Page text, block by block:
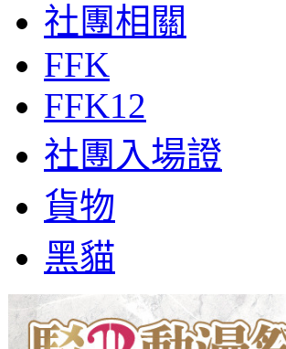
社團相關
FFK
FFK12
社團入場證
貨物
黑貓